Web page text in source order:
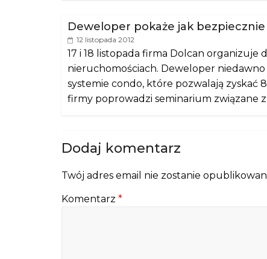
Deweloper pokaże jak
12 listopada 2012
17 i 18 listopada firma Dolcan
nieruchomościach. Deweloper niedawno
systemie condo, które pozwalają zyskać
firmy poprowadzi seminarium związane
Dodaj komentarz
Twój adres email nie zostanie
Komentarz *